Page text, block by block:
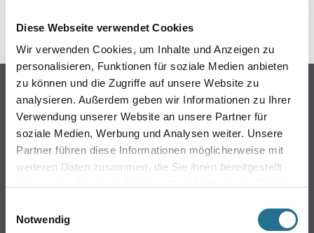
Diese Webseite verwendet Cookies
Wir verwenden Cookies, um Inhalte und Anzeigen zu
personalisieren, Funktionen für soziale Medien anbieten
zu können und die Zugriffe auf unsere Website zu
analysieren. Außerdem geben wir Informationen zu Ihrer
Verwendung unserer Website an unsere Partner für
soziale Medien, Werbung und Analysen weiter. Unsere
Partner führen diese Informationen möglicherweise mit
weiteren Daten zusammen, die Sie ihnen bereitgestellt
Notwendig
GEFAHRENHINWEISE
Online-Shop
Farbe
WDV-Systeme
Trockenbau
Putze- und Spachtelmassen
Bodenbeläge
Werkzeug & Maschinen